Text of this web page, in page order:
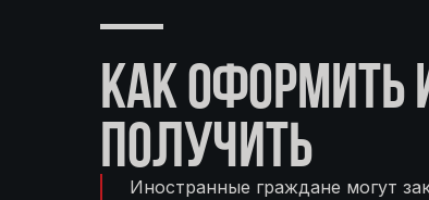
—
КАК ОФОРМИТЬ
ПОЛУЧИТЬ
Иностранные граждане могут